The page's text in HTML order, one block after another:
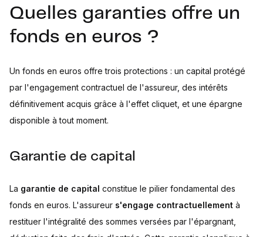
Quelles garanties offre un
fonds en euros ?
Un fonds en euros offre trois protections : un capital protégé
par l'engagement contractuel de l'assureur, des intérêts
définitivement acquis grâce à l'effet cliquet, et une épargne
disponible à tout moment.
Garantie de capital
La garantie de capital constitue le pilier fondamental des
fonds en euros. L'assureur s'engage contractuellement à
restituer l'intégralité des sommes versées par l'épargnant,